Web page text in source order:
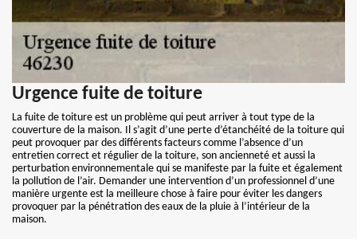
Urgence fuite de toiture
La fuite de toiture est un problème qui peut arriver à tout type de la
couverture de la maison. Il s’agit d’une perte d’étanchéité de la toiture qui
peut provoquer par des différents facteurs comme l’absence d’un
entretien correct et régulier de la toiture, son ancienneté et aussi la
perturbation environnementale qui se manifeste par la fuite et également
la pollution de l’air. Demander une intervention d’un professionnel d’une
manière urgente est la meilleure chose à faire pour éviter les dangers
provoquer par la pénétration des eaux de la pluie à l’intérieur de la
maison.